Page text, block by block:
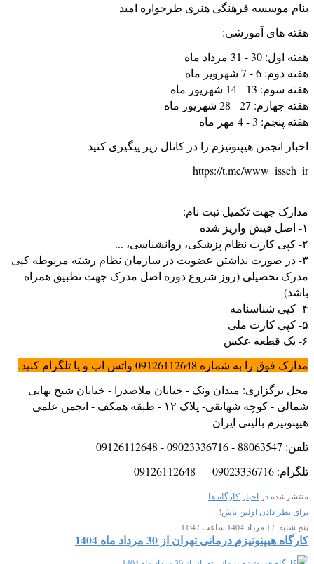
بنام موسسه فرهنگی هنری طرحواره امید
هفته های آموزشی:
هفته اول: 30 - 31 مرداد ماه
هفته دوم: 6 - 7 شهرویر ماه
هفته سوم: 13 - 14 شهریور ماه
هفته چهارم: 27 - 28 شهریور ماه
هفته پنجم: 3 - 4 مهر ماه
اخبار انجمن هیپنوتیزم را در کانال زیر پیگیری کنید
https://t.me/www_issch_ir
مدارک جهت تکمیل ثبت نام:
۱- اصل فیش واریز شده
۲- کپی کارت نظام پزشکی، روانشناسی، ...
۳- در صورت نداشتن عضویت در سازمان نظام رشته مربوطه کپی
مدرک تحصیلی (روز شروع دوره اصل مدرک جهت تطبیق همراه
باشد)
۴- کپی شناسنامه
۵- کپی کارت ملی
۶- یک قطعه عکس
مدارک فوق را به شماره 09126112648 واتس اپ و یا تلگرام کنید.
محل برگزاری: میدان ونک - خیابان ملاصدرا - خیابان شیخ بهایی
شمالی - کوچه شهانقی- پلاک ۱۲ - طبقه همکف - انجمن علمی
هیپنوتیزم بالینی ایران
تلفن: 88063547 - 09023336716 - 09126112648
تلگرام: 09023336716 - 09126112648
منتشرشده در اخبار کارگاه ها
برای نظر دادن اولین باش!
پنج شنبه, 17 مرداد 1404 ساعت 11:47
کارگاه هیپنوتیزم درمانی تهران از 30 مرداد ماه 1404